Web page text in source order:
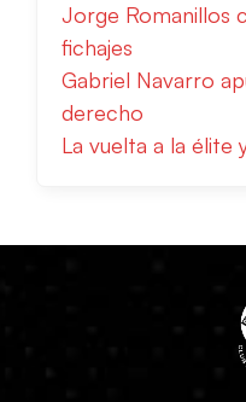
Jorge Romanillos
fichajes
Gabriel Navarro
derecho
La vuelta a la élite